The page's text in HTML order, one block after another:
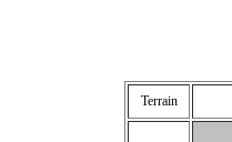
Terrain